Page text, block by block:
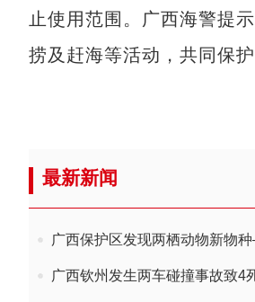
止使用范围。广西海警提
捞及赶海等活动，共同保
最新新闻
广西保护区发现两栖动物新物
广西钦州发生两车碰撞事故致4